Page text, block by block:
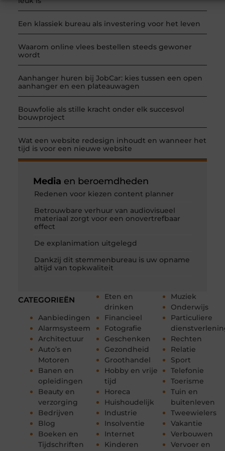
Een klassiek bureau als investering voor het leven
Waarom online vlees bestellen steeds gewoner
wordt
Aanhanger huren bij JobCar: kies tussen een open
aanhanger en een plateauwagen
Bouwfolie als stille kracht onder elk succesvol
bouwproject
Wat een website redesign inhoudt en wanneer het
tijd is voor een nieuwe website
CATEGORIEËN
Aanbiedingen
Alarmsysteem
Architectuur
Auto’s en
Motoren
Banen en
opleidingen
Beauty en
verzorging
Bedrijven
Blog
Boeken en
Tijdschriften
Eten en
drinken
Financieel
Fotografie
Geschenken
Gezondheid
Groothandel
Hobby en vrije
tijd
Horeca
Huishoudelijk
Industrie
Insolventie
Internet
Kinderen
Muziek
Onderwijs
Particuliere
Rechten
Relatie
Sport
Telefonie
Toerisme
Tuin en
buitenleven
Tweewielers
Vakantie
Verbouwen
Vervoer en
Media en beroemdheden
Redenen voor kiezen content planner
Betrouwbare verhuur van audiovisueel
materiaal zorgt voor een onovertrefbaar
effect
De explanimation uitgelegd
Dankzij dit stemmenbureau is uw opname
altijd van topkwaliteit